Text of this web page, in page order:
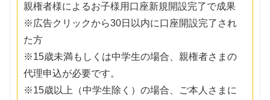
親権者様によるお子様用口座新規開設完了で成果
※広告クリックから30日以内に口座開設完了され
た方
※15歳未満もしくは中学生の場合、親権者さまの
代理申込が必要です。
※15歳以上（中学生除く）の場合、ご本人さまに